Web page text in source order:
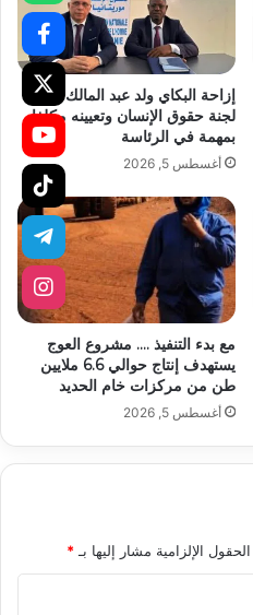
إزاحة البكاي ولد عبد المالك عن
لجنة حقوق الإنسان وتعيينه مكلفا
بمهمة في الرئاسة
أغسطس 5, 2026
مع بدء التنفيذ …. مشروع العوج
يستهدف إنتاج حوالي 6.6 ملايين
طن من مركزات خام الحديد
أغسطس 5, 2026
الحقول الإلزامية مشار إليها بـ*